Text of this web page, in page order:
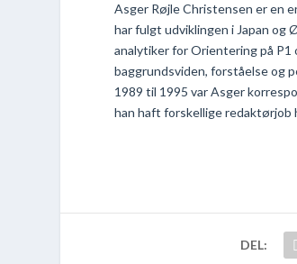
Asger Røjle Christensen er en
har fulgt udviklingen i Japan og
analytiker for Orientering på P1
baggrundsviden, forståelse og
1989 til 1995 var Asger
han haft forskellige redaktørjob
DEL: